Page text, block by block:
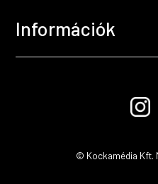
Információk
© Kockamédia Kft.